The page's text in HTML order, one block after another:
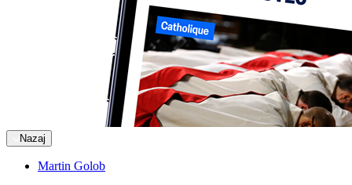
Nazaj
Martin Golob